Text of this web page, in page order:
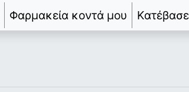
Φαρμακεία κοντά μου